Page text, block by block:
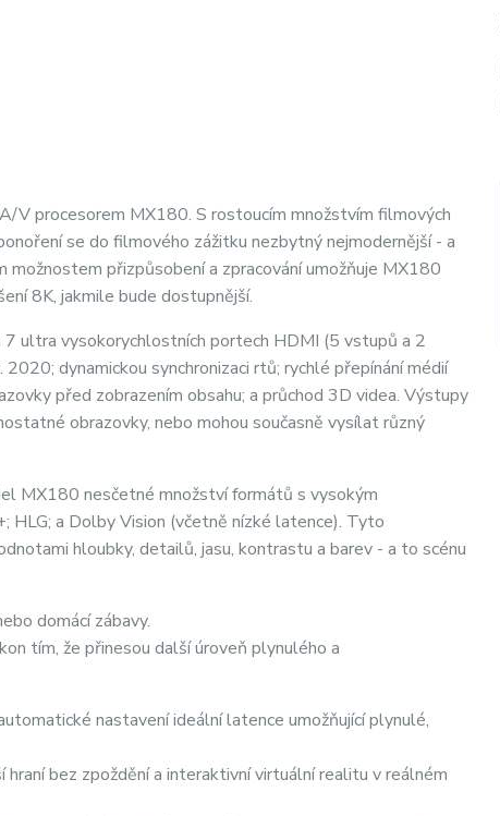
V procesorem MX180. S rostoucím množstvím filmových
se do filmového zážitku nezbytný nejmodernější - a
přizpůsobení a zpracování umožňuje MX180
8K, jakmile bude dostupnější.
ultra vysokorychlostních portech HDMI (5 vstupů a 2
dynamickou synchronizaci rtů; rychlé přepínání médií
před zobrazením obsahu; a průchod 3D videa. Výstupy
obrazovky, nebo mohou současně vysílat různý
MX180 nesčetné množství formátů s vysokým
HLG; a Dolby Vision (včetně nízké latence). Tyto
hloubky, detailů, jasu, kontrastu a barev - a to scénu
domácí zábavy.
tím, že přinesou další úroveň plynulého a
nastavení ideální latence umožňující plynulé,
bez zpoždění a interaktivní virtuální realitu v reálném